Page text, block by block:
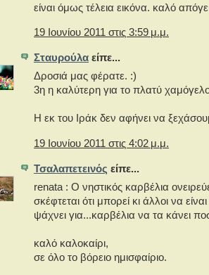
είναι όμως τέλεια εικόνα. καλό
19 Ιουνίου 2011 στις 3:59 μ.μ.
Σταυρούλα είπε...
Δροσιά μας φέρατε. :)
3η η καλύτερη για το πλατύ χαμόγελο
Η εκ του Ιράκ δεν αφήνει να
19 Ιουνίου 2011 στις 4:02 μ.μ.
Τσαλαπετεινός είπε...
renata : Ο νηστικός καρβέλια
σκέφτεται ότι μπορεί κι άλλοι να
ψάχνει για...καρβέλια να τα κάνει
καλό καλοκαίρι,
σε όλο το βόρειο ημισφαίριο.